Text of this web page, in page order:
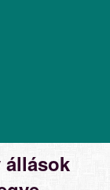
állások